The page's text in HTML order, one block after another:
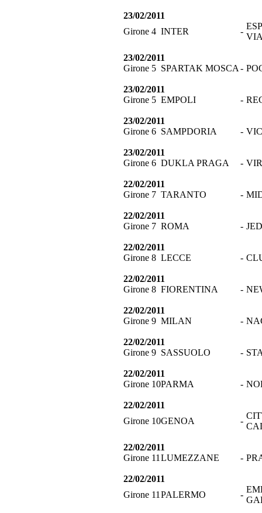
23/02/2011
Girone 4 INTER -
23/02/2011
Girone 5 SPARTAK MOSCA -
23/02/2011
Girone 5 EMPOLI -
23/02/2011
Girone 6 SAMPDORIA -
23/02/2011
Girone 6 DUKLA PRAGA -
22/02/2011
Girone 7 TARANTO -
22/02/2011
Girone 7 ROMA -
22/02/2011
Girone 8 LECCE -
22/02/2011
Girone 8 FIORENTINA -
22/02/2011
Girone 9 MILAN -
22/02/2011
Girone 9 SASSUOLO -
22/02/2011
Girone 10PARMA -
22/02/2011
Girone 10GENOA -
22/02/2011
Girone 11 LUMEZZANE -
22/02/2011
Girone 11 PALERMO -